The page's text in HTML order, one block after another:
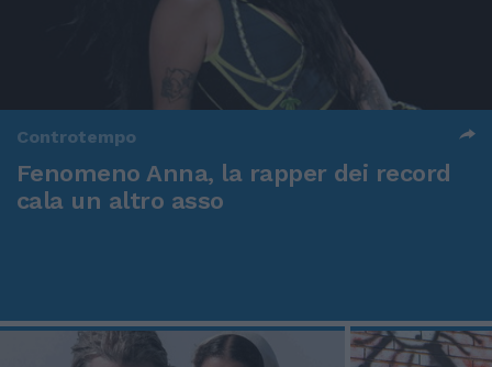
Controtempo
Fenomeno Anna, la rapper dei record
cala un altro asso